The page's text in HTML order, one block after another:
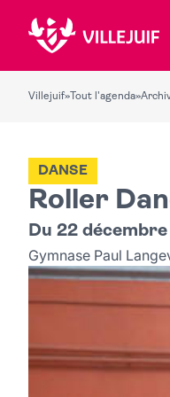
Villejuif» Tout l'agenda»
Roller
DANSE
Du 22
Gymnase Paul